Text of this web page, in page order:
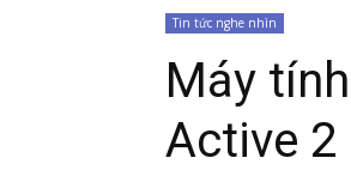
Tin tức nghe nhìn
Máy
Active 2